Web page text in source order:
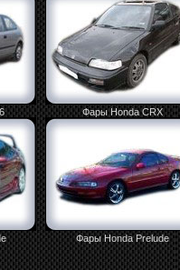
Фары Honda CRX
Фары Honda Prelude